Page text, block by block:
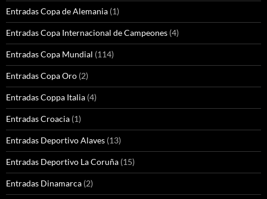
Entradas Copa de Alemania (1)
Entradas Copa Internacional de Campeones (4)
Entradas Copa Mundial (114)
Entradas Copa Oro (2)
Entradas Coppa Italia (4)
Entradas Croacia (1)
Entradas Deportivo Alaves (13)
Entradas Deportivo La Coruña (15)
Entradas Dinamarca (2)